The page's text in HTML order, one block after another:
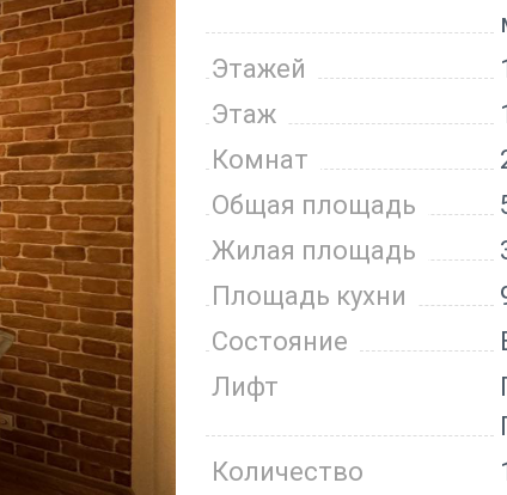
Этажей
Этаж
Комнат
Общая площадь
Жилая площадь
Площадь кухни
Состояние
Лифт
Количество
1